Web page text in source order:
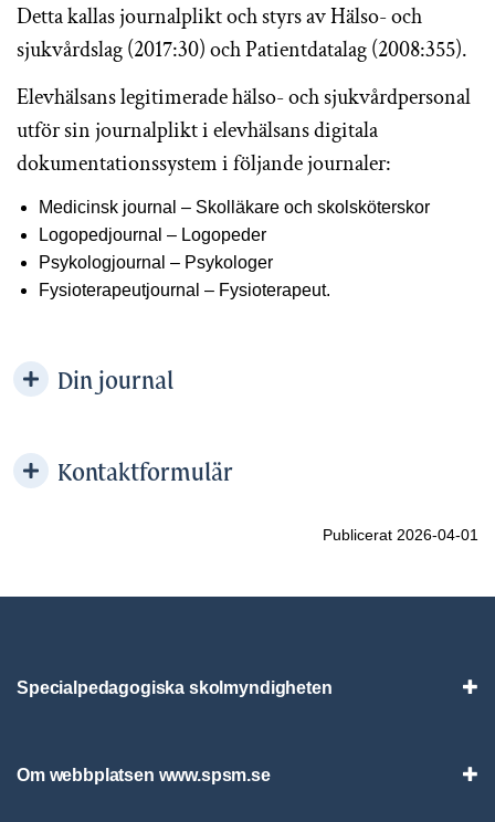
Detta kallas journalplikt och styrs av Hälso- och
sjukvårdslag (2017:30) och Patientdatalag (2008:355).
Elevhälsans legitimerade hälso- och sjukvårdpersonal
utför sin journalplikt i elevhälsans digitala
dokumentationssystem i följande journaler:
Medicinsk journal – Skolläkare och skolsköterskor
Logopedjournal – Logopeder
Psykologjournal – Psykologer
Fysioterapeutjournal – Fysioterapeut.
Din journal
Kontaktformulär
Publicerat 2026-04-01
Specialpedagogiska skolmyndigheten
Om webbplatsen www.spsm.se